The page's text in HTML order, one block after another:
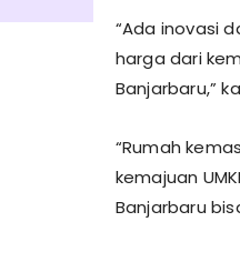
“Ada inovasi
harga dari
Banjarbaru,”
“Rumah
kemajuan
Banjarbaru